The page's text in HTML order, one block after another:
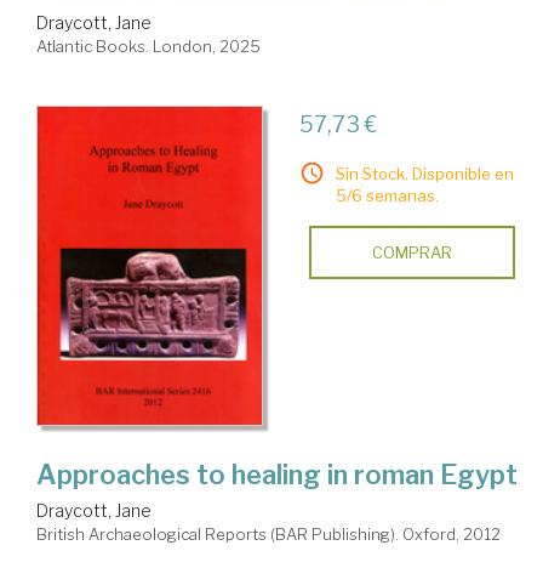
Draycott, Jane
Atlantic Books. London, 2025
57,73 €
Sin Stock. Disponible en
5/6 semanas.
COMPRAR
Approaches to healing in roman Egypt
Draycott, Jane
British Archaeological Reports (BAR Publishing). Oxford, 2012